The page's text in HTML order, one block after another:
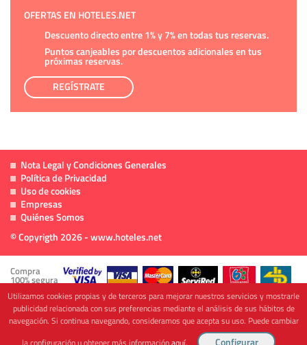
OFERTAS EN HOTELES.NET
Descuento directo entre 1% y 7% en todas tus reservas.
Puntos canjeables por descuentos adicionales en tus
próximas reservas.
REGÍSTRATE
Nota Legal y Condiciones Generales
Política de Privacidad
Uso de cookies
Empresas
Quiénes Somos
© Copyrigth 2026 - www.hoteles.net
Compra
100% segura
Cofinanciado por
Utilizamos cookies propias y de terceros para mejorar nuestros servicios y mostrarle
publicidad relacionada con sus preferencias mediante el análisis de sus hábitos de
navegación. Si continua navegando, consideramos que acepta su uso. Puede cambiar